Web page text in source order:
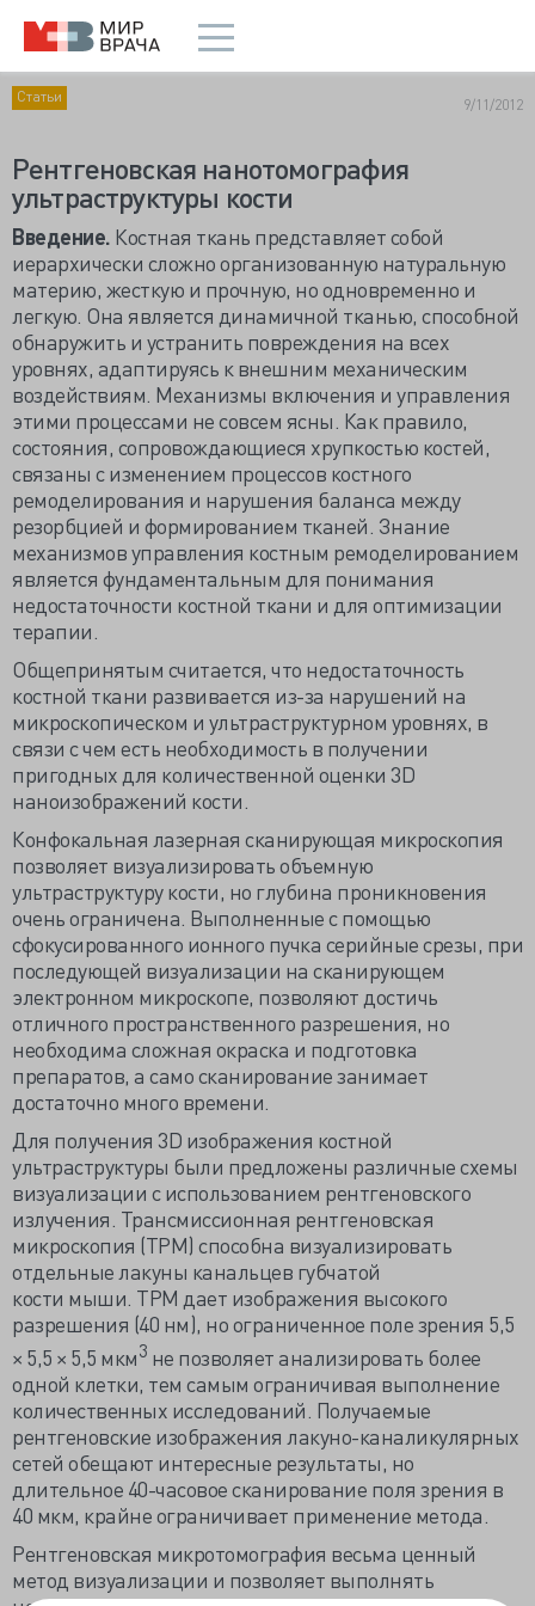
Статьи 9/11/2012
Рентгеновская нанотомография
ультраструктуры кости
Введение. Костная ткань представляет собой
иерархически сложно организованную натуральную
материю, жесткую и прочную, но одновременно и
легкую. Она является динамичной тканью, способной
обнаружить и устранить повреждения на всех
уровнях, адаптируясь к внешним механическим
воздействиям. Механизмы включения и управления
этими процессами не совсем ясны. Как правило,
состояния, сопровождающиеся хрупкостью костей,
связаны с изменением процессов костного
ремоделирования и нарушения баланса между
резорбцией и формированием тканей. Знание
механизмов управления костным ремоделированием
является фундаментальным для понимания
недостаточности костной ткани и для оптимизации
терапии.
Общепринятым считается, что недостаточность
костной ткани развивается из-за нарушений на
микроскопическом и ультраструктурном уровнях, в
связи с чем есть необходимость в получении
пригодных для количественной оценки 3D
наноизображений кости.
Конфокальная лазерная сканирующая микроскопия
позволяет визуализировать объемную
ультраструктуру кости, но глубина проникновения
очень ограничена. Выполненные с помощью
сфокусированного ионного пучка серийные срезы, при
последующей визуализации на сканирующем
электронном микроскопе, позволяют достичь
отличного пространственного разрешения, но
необходима сложная окраска и подготовка
препаратов, а само сканирование занимает
достаточно много времени.
Для получения 3D изображения костной
ультраструктуры были предложены различные схемы
визуализации с использованием рентгеновского
излучения. Трансмиссионная рентгеновская
микроскопия (ТРМ) способна визуализировать
отдельные лакуны канальцев губчатой
кости мыши. ТРМ дает изображения высокого
разрешения (40 нм), но ограниченное поле зрения 5,5
× 5,5 × 5,5 мкм3 не позволяет анализировать более
одной клетки, тем самым ограничивая выполнение
количественных исследований. Получаемые
рентгеновские изображения лакуно-каналикулярных
сетей обещают интересные результаты, но
длительное 40-часовое сканирование поля зрения в
40 мкм, крайне ограничивает применение метода.
Рентгеновская микротомография весьма ценный
метод визуализации и позволяет выполнять